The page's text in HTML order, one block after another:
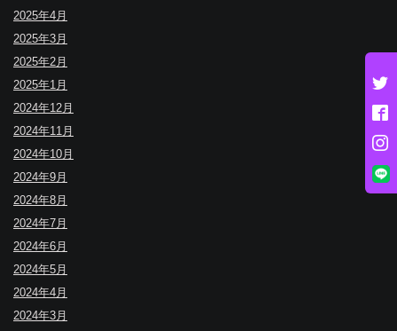
2025年4月
2025年3月
2025年2月
2025年1月
2024年12月
2024年11月
2024年10月
2024年9月
2024年8月
2024年7月
2024年6月
2024年5月
2024年4月
2024年3月